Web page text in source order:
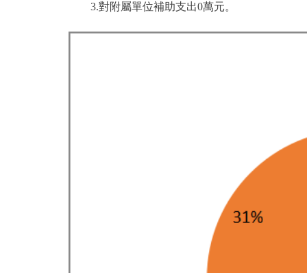
3.對附屬單位補助支出0萬元。